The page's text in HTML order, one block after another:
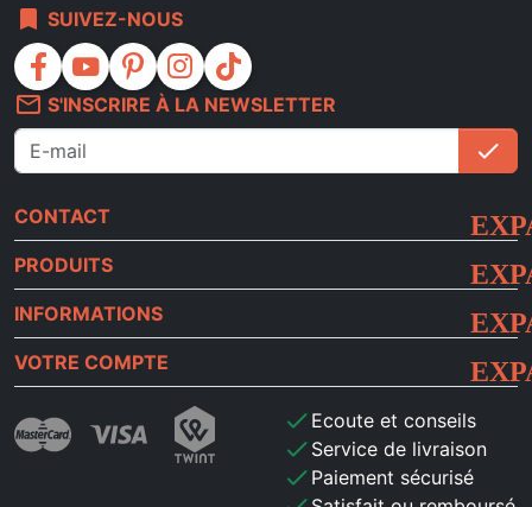
bookmark SUIVEZ-NOUS
facebook youtube pinterest instagram
tiktok
mail_outline S'INSCRIRE À LA NEWSLETTER
check
CONTACT
PRODUITS
INFORMATIONS
VOTRE COMPTE
check Ecoute et conseils
check Service de livraison
check Paiement sécurisé